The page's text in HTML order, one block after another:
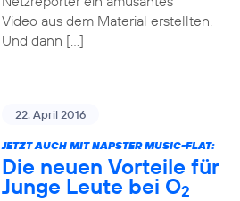
Video aus dem Material erstellten.
Und dann […]
22. April 2016
JETZT AUCH MIT NAPSTER MUSIC-FLAT:
Die neuen Vorteile für
Junge Leute bei O2